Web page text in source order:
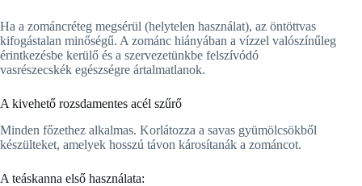
Ha a zománcréteg megsérül (helytelen használat), az öntöttvas
kifogástalan minőségű. A zománc hiányában a vízzel valószínűleg
érintkezésbe kerülő és a szervezetünkbe felszívódó
vasrészecskék egészségre ártalmatlanok.
A kivehető rozsdamentes acél szűrő
Minden főzethez alkalmas. Korlátozza a savas gyümölcsökből
készülteket, amelyek hosszú távon károsítanák a zománcot.
A teáskanna első használata: